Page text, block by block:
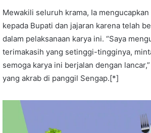
Mewakili seluruh krama, Ia
kepada Bupati dan jajaran karena telah
dalam pelaksanaan karya ini. “Saya
terimakasih yang setinggi-tingginya,
semoga karya ini berjalan dengan
yang akrab di panggil Sengap.[*]